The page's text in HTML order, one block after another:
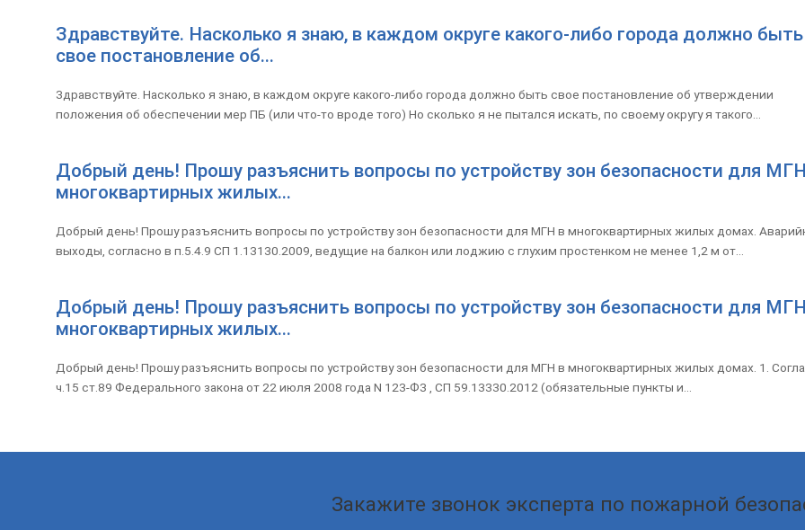
Здравствуйте. Насколько я знаю, в каждом округе какого-либо города должно быть
свое постановление об...
Здравствуйте. Насколько я знаю, в каждом округе какого-либо города должно быть свое постановление об утверждении
положения об обеспечении мер ПБ (или что-то вроде того) Но сколько я не пытался искать, по своему округу я такого...
Добрый день! Прошу разъяснить вопросы по устройству зон безопасности для
многоквартирных жилых...
Добрый день! Прошу разъяснить вопросы по устройству зон безопасности для МГН в многоквартирных жилых домах.
выходы, согласно в п.5.4.9 СП 1.13130.2009, ведущие на балкон или лоджию с глухим простенком не менее 1,2 м от...
Добрый день! Прошу разъяснить вопросы по устройству зон безопасности для
многоквартирных жилых...
Добрый день! Прошу разъяснить вопросы по устройству зон безопасности для МГН в многоквартирных жилых домах. 1.
ч.15 ст.89 Федерального закона от 22 июля 2008 года N 123-ФЗ , СП 59.13330.2012 (обязательные пункты и...
Закажите звонок эксперта по пожарной